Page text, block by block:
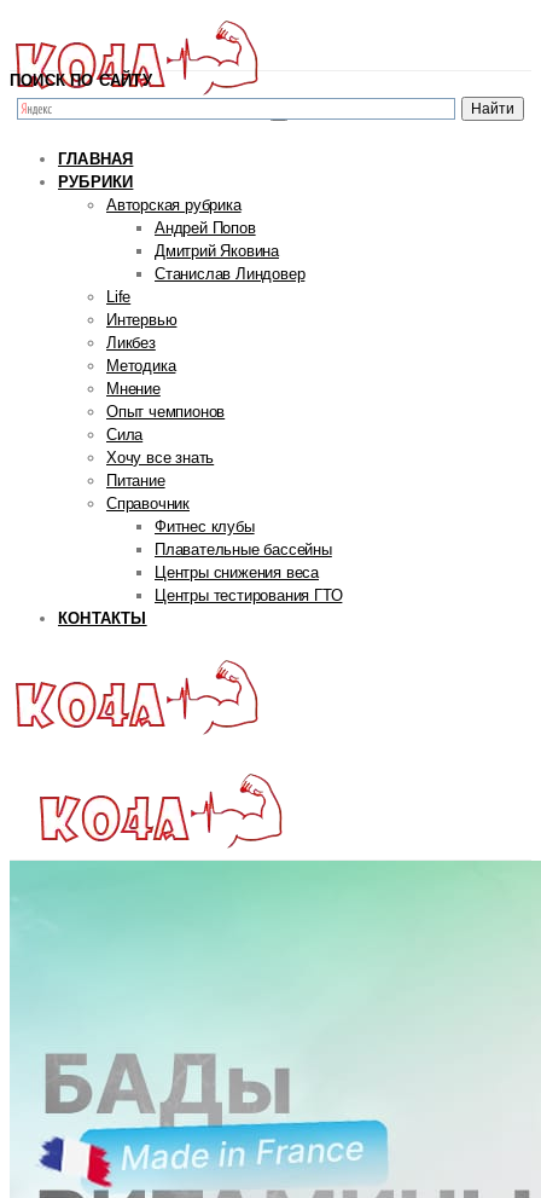
ПОИСК ПО САЙТУ
ГЛАВНАЯ
РУБРИКИ
Авторская рубрика
Андрей Попов
Дмитрий Яковина
Станислав Линдовер
Life
Интервью
Ликбез
Методика
Мнение
Опыт чемпионов
Сила
Хочу все знать
Питание
Справочник
Фитнес клубы
Плавательные бассейны
Центры снижения веса
Центры тестирования ГТО
КОНТАКТЫ
Интервью
Ликбез
Методика
Мнение
Опыт чемпионов
Сила